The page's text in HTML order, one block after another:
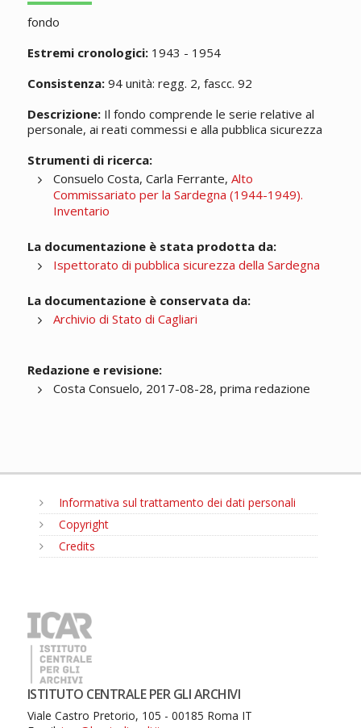
fondo
Estremi cronologici:1943 - 1954
Consistenza:94 unità: regg. 2, fascc. 92
Descrizione:Il fondo comprende le serie relative al
personale, ai reati commessi e alla pubblica sicurezza
Strumenti di ricerca:
Consuelo Costa, Carla Ferrante, Alto
Commissariato per la Sardegna (1944-1949).
Inventario
La documentazione è stata prodotta da:
Ispettorato di pubblica sicurezza della Sardegna
La documentazione è conservata da:
Archivio di Stato di Cagliari
Redazione e revisione:
Costa Consuelo, 2017-08-28, prima redazione
Informativa sul trattamento dei dati personali
Copyright
Credits
ISTITUTO CENTRALE PER GLI ARCHIVI
Viale Castro Pretorio, 105 - 00185 Roma IT